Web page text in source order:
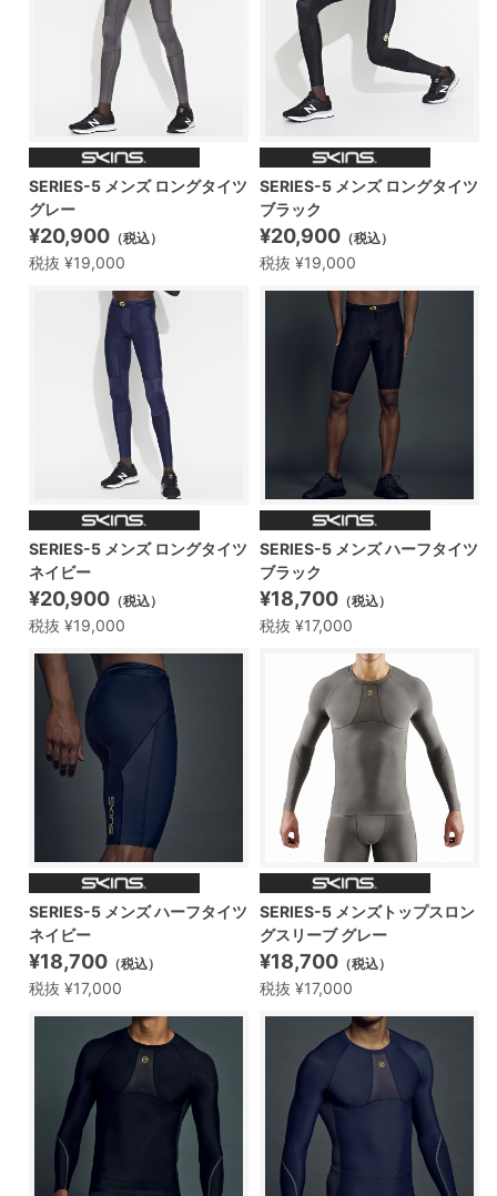
SERIES-5 メンズ ロングタイツ
グレー
¥20,900 （税込）
税抜 ¥19,000
SERIES-5 メンズ ロングタイツ
ブラック
¥20,900 （税込）
税抜 ¥19,000
SERIES-5 メンズ ロングタイツ
ネイビー
¥20,900 （税込）
税抜 ¥19,000
SERIES-5 メンズ ハーフタイツ
ブラック
¥18,700 （税込）
税抜 ¥17,000
SERIES-5 メンズ ハーフタイツ
ネイビー
¥18,700 （税込）
税抜 ¥17,000
SERIES-5 メンズトップスロン
グスリーブ グレー
¥18,700 （税込）
税抜 ¥17,000